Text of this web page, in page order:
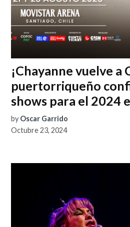
¡Chayanne vuelve a
puertorriqueño
shows para el 2024
by Oscar Garrido
Octubre 23, 2024